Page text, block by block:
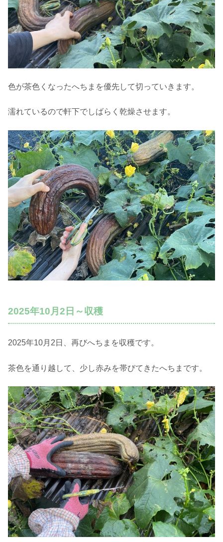
色が茶色くなったへちまを優先して切っていきます。
濡れているので軒下でしばらく乾燥させます。
2025年10月2日～収穫
2025年10月2日、再びへちまを収穫です。
茶色を通り越して、少し赤みを帯びてきたへちまです。